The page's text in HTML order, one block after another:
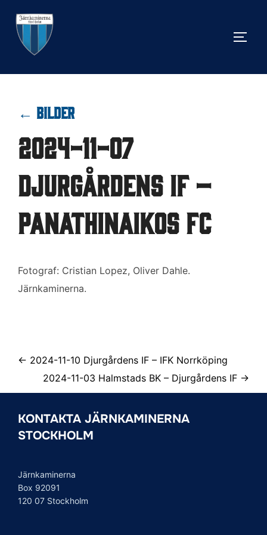
innehåll
← BILDER
2024-11-07
Djurgårdens IF –
Panathinaikos FC
Fotograf: Cristian Lopez, Oliver Dahle.
Järnkaminerna.
← 2024-11-10 Djurgårdens IF – IFK Norrköping
2024-11-03 Halmstads BK – Djurgårdens IF →
KONTAKTA JÄRNKAMINERNA
STOCKHOLM
Järnkaminerna
Box 92091
120 07 Stockholm